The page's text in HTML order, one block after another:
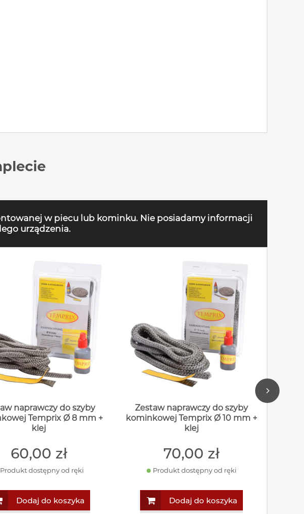
w piecu lub kominku. Nie posiadamy informacji
urządzenia.
naprawczy do szyby
Temprix Ø 8 mm +
klej
60,00 zł
Produkt dostępny od ręki
Dodaj do koszyka
Zestaw naprawczy do szyby
kominkowej Temprix Ø 10 mm +
klej
70,00 zł
Produkt dostępny od ręki
Dodaj do koszyka